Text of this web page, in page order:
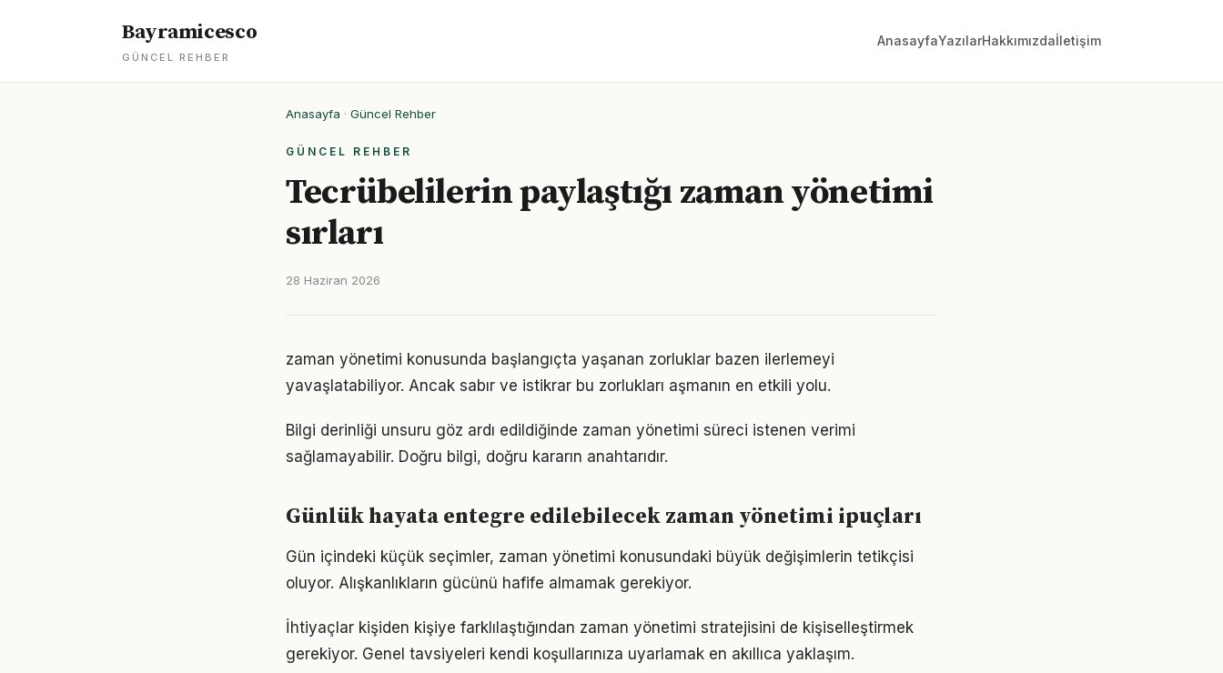
Bayramicesco
GÜNCEL REHBER
AnasayfaYazılarHakkımızdaİletişim
Anasayfa · Güncel Rehber
GÜNCEL REHBER
Tecrübelilerin paylaştığı zaman yönetimi
sırları
28 Haziran 2026
zaman yönetimi konusunda başlangıçta yaşanan zorluklar bazen ilerlemeyi
yavaşlatabiliyor. Ancak sabır ve istikrar bu zorlukları aşmanın en etkili yolu.
Bilgi derinliği unsuru göz ardı edildiğinde zaman yönetimi süreci istenen verimi
sağlamayabilir. Doğru bilgi, doğru kararın anahtarıdır.
Günlük hayata entegre edilebilecek zaman yönetimi ipuçları
Gün içindeki küçük seçimler, zaman yönetimi konusundaki büyük değişimlerin tetikçisi
oluyor. Alışkanlıkların gücünü hafife almamak gerekiyor.
İhtiyaçlar kişiden kişiye farklılaştığından zaman yönetimi stratejisini de kişiselleştirmek
gerekiyor. Genel tavsiyeleri kendi koşullarınıza uyarlamak en akıllıca yaklaşım.